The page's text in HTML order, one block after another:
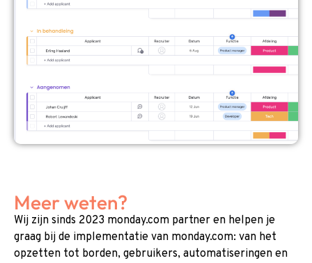
Meer weten?
Wij zijn sinds 2023 monday.com partner en helpen je
graag bij de implementatie van monday.com: van het
opzetten tot borden, gebruikers, automatiseringen en